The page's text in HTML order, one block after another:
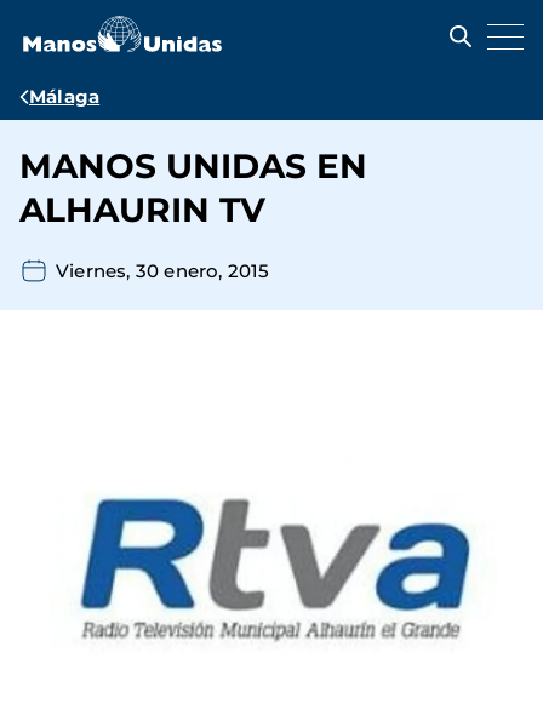
contenido
Ruta
navegación
Málaga
MANOS UNIDAS EN
ALHAURIN TV
Viernes, 30 enero, 2015